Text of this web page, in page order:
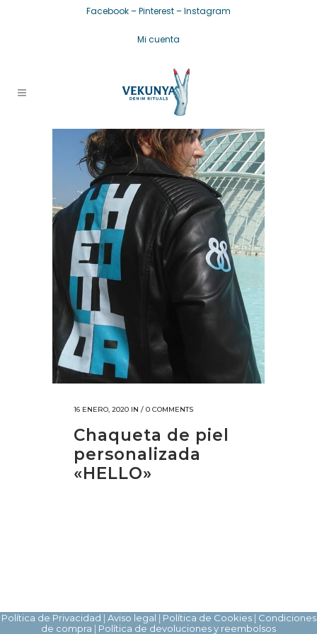
Facebook–Pinterest–Instagram
Mi cuenta
16 ENERO, 2020 IN / 0 COMMENTS
Chaqueta de piel
personalizada
«HELLO»
Política de Privacidad | Aviso legal | Política de Cookies| Condiciones
de compra | Política de devoluciones y reembolsos